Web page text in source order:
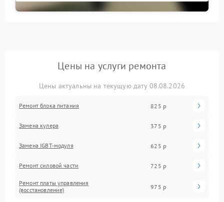
Цены на услуги ремонта
Цены актуальны на текущую дату 08.08.2026
Ремонт блока питания 825 р
Замена кулера 375 р
Замена IGBT-модуля 625 р
Ремонт силовой части 725 р
Ремонт платы управления
(восстановление)
975 р